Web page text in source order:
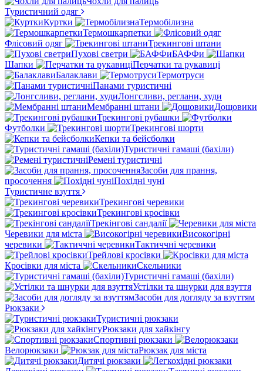
Туристичний одяг
Куртки
Термобілизна
Термошкарпетки
Флісовий одяг
Трекингові штани
Пухові светри
БАФФи
Шапки
Перчатки та рукавиці
Балаклави
Термотруси
Панами туристичні
Лонгсливи, реглани, худи
Мембранні штани
Дощовики
Трекингові рубашки
Футболки
Трекингові шорти
Кепки та бейсболки
Туристичні гамаші (бахіли)
Ремені туристичні
Засоби для прання,
просочення
Похідні чуні
Туристичне взуття
Трекингові черевики
Трекингові кросівки
Трекінгові сандалії
Черевики для міста
Високогірні
черевики
Тактиччні черевики
Трейлові кросівки
Кросівки для міста
Скельники
Туристичні гамаші (бахіли)
Устілки та шнурки для взуття
Засоби для догляду за взуттям
Рюкзаки
Туристичні рюкзаки
Рюкзаки для хайкінгу
Спортивні рюкзаки
Велорюкзаки
Рюкзак для міста
Дитячі рюкзаки